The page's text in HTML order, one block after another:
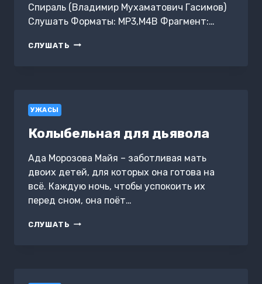
Спираль (Владимир Мухаматович Гасимов)
Слушать Форматы: MP3,M4B Фрагмент:…
СЛУШАТЬ СПИРАЛЬ
УЖАСЫ
Колыбельная для дьявола
Ада Морозова Майя – заботливая мать
двоих детей, для которых она готова на
всё. Каждую ночь, чтобы успокоить их
перед сном, она поёт…
СЛУШАТЬ КОЛЫБЕЛЬНАЯ